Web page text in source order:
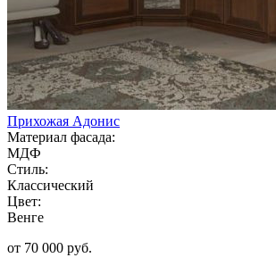
Прихожая Адонис
Материал фасада:
МДФ
Стиль:
Классический
Цвет:
Венге
от 70 000 руб.